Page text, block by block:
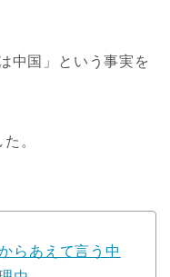
中国」という事実を
。
らあえて言う中